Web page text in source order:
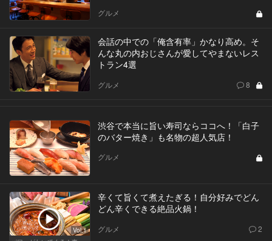
グルメ
会話の中での「俺含有率」かなり高め。そ
んな丸の内おじさんが愛してやまないレス
トラン4選
グルメ 8
渋谷で本当に旨い寿司ならココへ！「白子
のバター焼き」も名物の超人気店！
グルメ
Vol.1
辛くて旨くて煮えたぎる！自分好みでどん
どん辛くできる絶品火鍋！
グルメ 2